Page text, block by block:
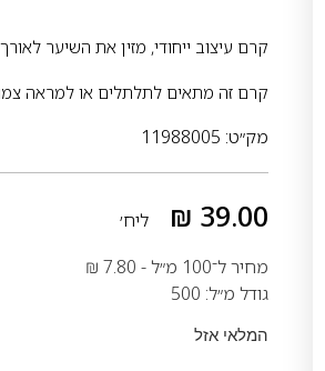
קרם עיצוב ייחודי, מזין את השיער
קרם זה מתאים לתלתלים או למראה
מק״ט: 11988005
₪ 39.00
ליח׳
מחיר ל־100 מ״ל -
₪ 7.80
גודל מ״ל: 500
המלאי אזל